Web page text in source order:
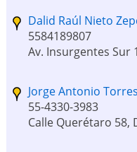
Dalid Raúl Nieto
5584189807
Av. Insurgentes Sur
Jorge Antonio
55-4330-3983
Calle Querétaro 58,